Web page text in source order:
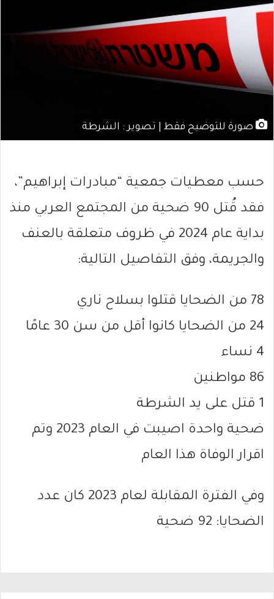
صورة للتوضيح فقط | تصوير : الشرطة
حسب معطيات جمعية “مبادرات إبراهيم”،
فقد قُتل 90 ضحية من المجتمع العربي منذ
بداية عام 2024 في ظروف متعلقة بالعنف
والجريمة، وفق التفاصيل التالية:
78 من الضحايا قتلوا بسلاح ناري
24 من الضحايا كانوا أقل من سن 30 عامًا
4 نساء
86 مواطنين
1 قتل على يد الشرطة
ضحية واحدة اصيبت في العام 2023 وتم
اقرار الوفاة هذا العام
وفي الفترة المقابلة لعام 2023 كان عدد
الضحايا: 92 ضحية